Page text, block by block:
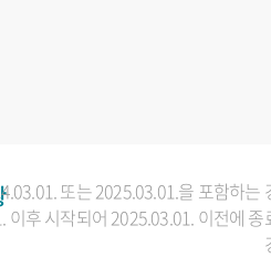
또는 2025.03.01.을 포함하는
이후 시작되어 2025.03.01. 이전에 종